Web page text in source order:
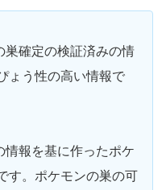
巣確定の検証済みの情
ょう性の高い情報で
情報を基に作ったポケ
す。ポケモンの巣の可